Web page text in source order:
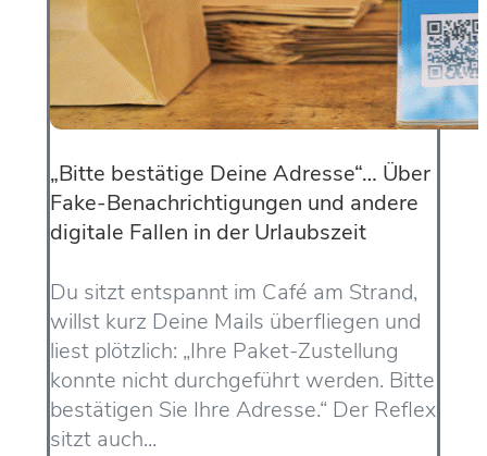
„Bitte bestätige Deine Adresse“… Über
Fake-Benachrichtigungen und andere
digitale Fallen in der Urlaubszeit
Du sitzt entspannt im Café am Strand,
willst kurz Deine Mails überfliegen und
liest plötzlich: „Ihre Paket-Zustellung
konnte nicht durchgeführt werden. Bitte
bestätigen Sie Ihre Adresse.“ Der Reflex
sitzt auch...